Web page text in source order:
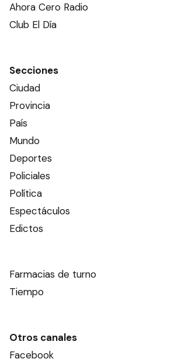
Ahora Cero Radio
Club El Día
Secciones
Ciudad
Provincia
País
Mundo
Deportes
Policiales
Política
Espectáculos
Edictos
Farmacias de turno
Tiempo
Otros canales
Facebook